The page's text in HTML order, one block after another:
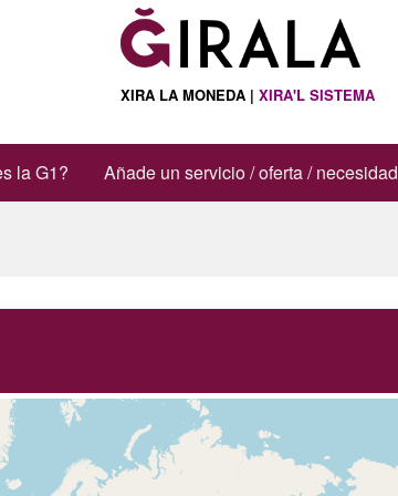
XIRA LA MONEDA |XIRA'L SISTEMA
la G1? Añade un servicio / oferta / necesidad